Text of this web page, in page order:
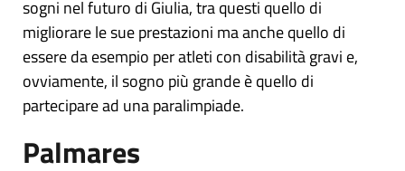
sogni nel futuro di Giulia, tra questi quello di
migliorare le sue prestazioni ma anche quello di
essere da esempio per atleti con disabilità gravi e,
ovviamente, il sogno più grande è quello di
partecipare ad una paralimpiade.
Palmares